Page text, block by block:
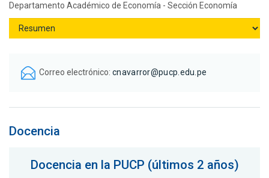
Departamento Académico de Economía - Sección Economía
Correo electrónico: cnavarror@pucp.edu.pe
Docencia
Docencia en la PUCP (últimos 2 años)